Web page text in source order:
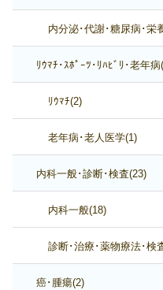
内分泌･代謝･糖尿病･栄
ﾘｳﾏﾁ･ｽﾎﾟｰﾂ･ﾘﾊﾋﾞﾘ･老年病
ﾘｳﾏﾁ(2)
老年病･老人医学(1)
内科一般･診断･検査(23)
内科一般(18)
診断･治療･薬物療法･検
癌･腫瘍(2)